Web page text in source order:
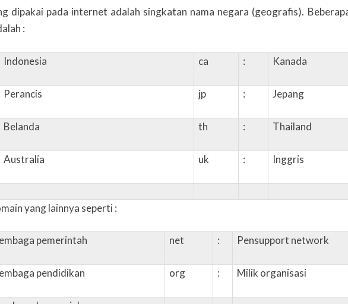
dipakai pada internet adalah singkatan nama negara (geografis).
:
Indonesia ca : Kanada
Perancis jp : Jepang
Belanda th : Thailand
Australia uk : Inggris
yang lainnya seperti :
pemerintah net : Pensupport network
pendidikan org : Milik organisasi